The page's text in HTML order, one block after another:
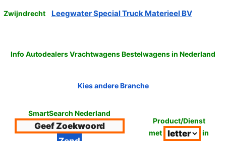
Zwijndrecht Leegwater Special Truck Materieel BV
Info Autodealers Vrachtwagens Bestelwagens in Nederland
Kies andere Branche
SmartSearch Nederland
Product/Dienst
met
in